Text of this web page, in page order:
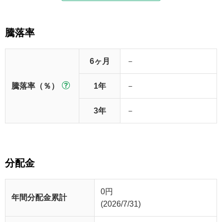
騰落率
騰落率（％）
6ヶ月 －
1年 －
3年 －
分配金
年間分配金累計
0円
(2026/7/31)